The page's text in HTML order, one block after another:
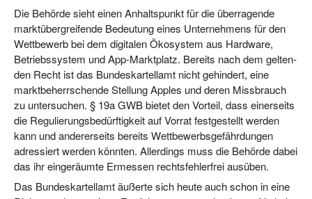
Die Behör­de sieht einen Anhalts­punkt für die über­ra­gen­de
markt­über­grei­fen­de Bedeu­tung eines Unter­neh­mens für den
Wett­be­werb bei dem digi­ta­len Öko­sys­tem aus Hard­ware,
Betriebs­sys­tem und App-Markt­platz. Bereits nach dem gel­ten­
den Recht ist das Bun­des­kar­tell­amt nicht gehin­dert, eine
markt­be­herr­schen­de Stel­lung App­les und deren Miss­brauch
zu unter­su­chen. § 19a GWB bie­tet den Vor­teil, dass einer­seits
die Regu­lie­rungs­be­dürf­tig­keit auf Vor­rat fest­ge­stellt wer­den
kann und ande­rer­seits bereits Wett­be­werbs­ge­fähr­dun­gen
adres­siert wer­den könn­ten. Aller­dings muss die Behör­de dabei
das ihr ein­ge­räum­te Ermes­sen rechts­feh­ler­frei ausüben.
Das Bun­des­kar­tell­amt äußer­te sich heu­te auch schon in eine